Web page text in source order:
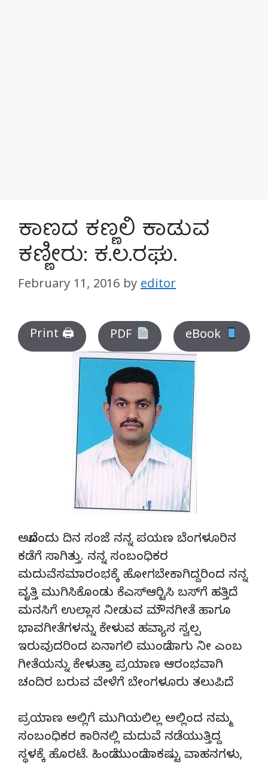
ಕಾಣದ ಕಣ್ಣಲಿ ಕಾಡುವ
ಕಣ್ಣೀರು: ಕ.ಲ.ರಘು.
February 11, 2016 by editor
Print 🖨 PDF eBook
ಅದೊಂದು ದಿನ ಸಂಜೆ ನನ್ನ ಪಯಣ ಬೆಂಗಳೂರಿನ
ಕಡೆಗೆ ಸಾಗಿತ್ತು. ನನ್ನ ಸಂಬಂಧಿಕರ
ಮದುವೆಸಮಾರಂಭಕ್ಕೆ ಹೋಗಬೇಕಾಗಿದ್ದರಿಂದ ನನ್ನ
ವೃತ್ತಿ ಮುಗಿಸಿಕೊಂಡು ಕೆಎಸ್‍ಆರ್‍ಟಿಸಿ ಬಸ್‍ಗೆ ಹತ್ತಿದೆ.
ಮನಸಿಗೆ ಉಲ್ಲಾಸ ನೀಡುವ ಮೌನಗೀತೆ ಹಾಗೂ
ಭಾವಗೀತೆಗಳನ್ನು ಕೇಳುವ ಹವ್ಯಾಸ ಸ್ವಲ್ಪ
ಇರುವುದರಿಂದ ಏನಾಗಲಿ ಮುಂದೆ ಸಾಗು ನೀ ಎಂಬ
ಗೀತೆಯನ್ನು ಕೇಳುತ್ತಾ ಪ್ರಯಾಣ ಆರಂಭವಾಗಿ
ಚಂದಿರ ಬರುವ ವೇಳೆಗೆ ಬೇಂಗಳೂರು ತಲುಪಿದೆ.
ಪ್ರಯಾಣ ಅಲ್ಲಿಗೆ ಮುಗಿಯಲಿಲ್ಲ ಅಲ್ಲಿಂದ ನಮ್ಮ
ಸಂಬಂಧಿಕರ ಕಾರಿನಲ್ಲಿ ಮದುವೆ ನಡೆಯುತ್ತಿದ್ದ
ಸ್ಥಳಕ್ಕೆ ಹೊರಟೆ. ಹಿಂದೆ ಮುಂದೆ ಸಾಕಷ್ಟು ವಾಹನಗಳು,